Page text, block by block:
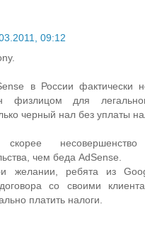
09:12
в России фактически
физлицом для
черный нал без уплаты
несовершенство
чем беда AdSense.
желании, ребята из
со своими
платить налоги.